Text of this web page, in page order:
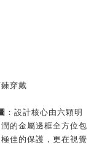
穿戴
：設計核心由六顆明
的金屬邊框全方位包
佳的保護，更在視覺